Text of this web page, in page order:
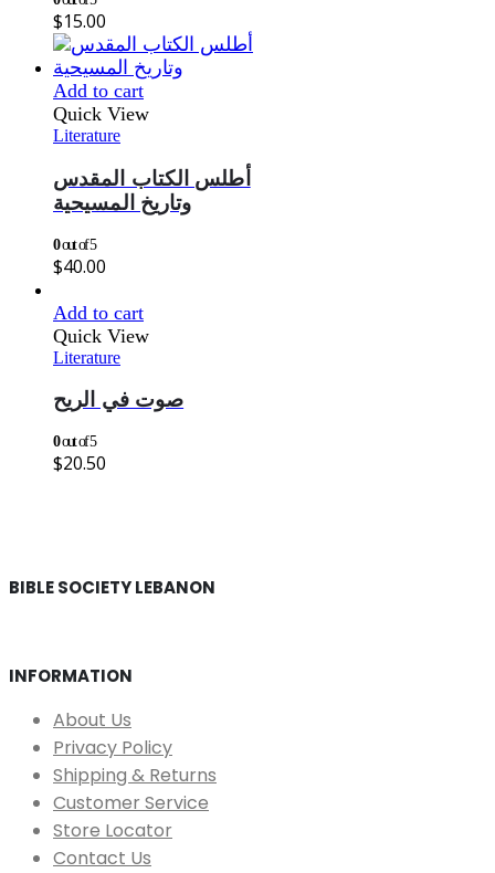
$15.00
Add to cart
Quick View
Literature
أطلس الكتاب المقدس
وتاريخ المسيحية
0out of 5
$40.00
Add to cart
Quick View
Literature
صوت في الريح
0out of 5
$20.50
BIBLE SOCIETY LEBANON
INFORMATION
About Us
Privacy Policy
Shipping & Returns
Customer Service
Store Locator
Contact Us